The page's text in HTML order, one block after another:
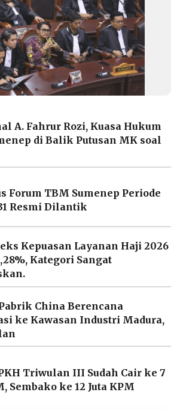
A. Fahrur Rozi, Kuasa Hukum
di Balik Putusan MK soal
Forum TBM Sumenep Periode
Resmi Dilantik
Kepuasan Layanan Haji 2026
Kategori Sangat
China Berencana
ke Kawasan Industri Madura,
Triwulan III Sudah Cair ke 7
Sembako ke 12 Juta KPM